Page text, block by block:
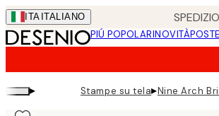
Skip
to
main
ITA ITALIANO
PIÚ POPOLARINOVITÀ
▸ Stampe su tela▸Nine Arch